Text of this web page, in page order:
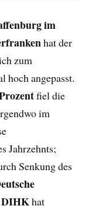
im
hat der
zum
hoch angepasst.
fiel die
im
Jahrzehnts;
Senkung des
DIHKhat